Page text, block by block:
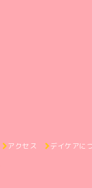
アクセス デイケアに